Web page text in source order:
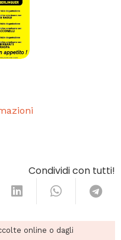
Condividi con tutti!
online o dagli